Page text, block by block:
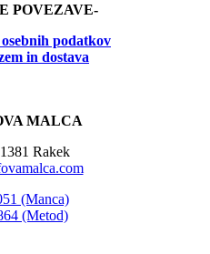
POVEZAVE-
podatkov
in dostava
MALCA
Rakek
(Manca)
(Metod)